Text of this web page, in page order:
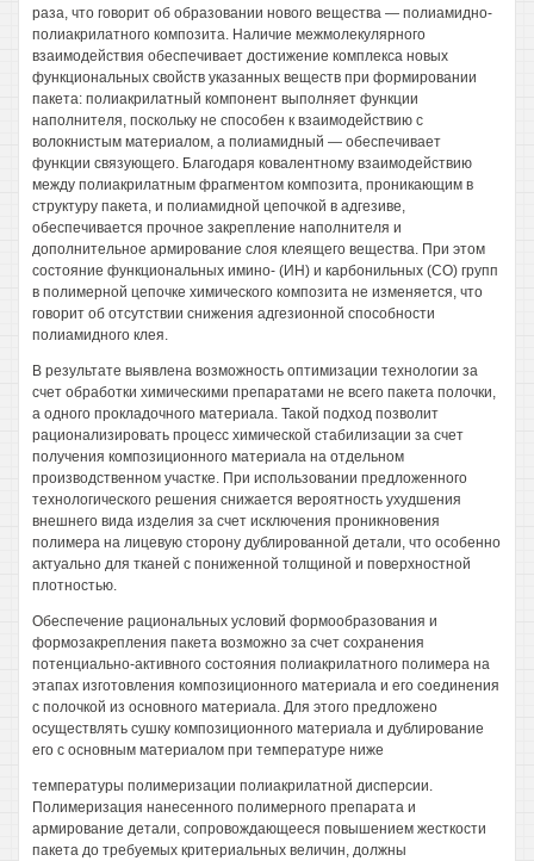
раза, что говорит об образовании нового вещества — полиамидно-
полиакрилатного композита. Наличие межмолекулярного
взаимодействия обеспечивает достижение комплекса новых
функциональных свойств указанных веществ при формировании
пакета: полиакрилатный компонент выполняет функции
наполнителя, поскольку не способен к взаимодействию с
волокнистым материалом, а полиамидный — обеспечивает
функции связующего. Благодаря ковалентному взаимодействию
между полиакрилатным фрагментом композита, проникающим в
структуру пакета, и полиамидной цепочкой в адгезиве,
обеспечивается прочное закрепление наполнителя и
дополнительное армирование слоя клеящего вещества. При этом
состояние функциональных имино- (ИН) и карбонильных (СО) групп
в полимерной цепочке химического композита не изменяется, что
говорит об отсутствии снижения адгезионной способности
полиамидного клея.
В результате выявлена возможность оптимизации технологии за
счет обработки химическими препаратами не всего пакета полочки,
а одного прокладочного материала. Такой подход позволит
рационализировать процесс химической стабилизации за счет
получения композиционного материала на отдельном
производственном участке. При использовании предложенного
технологического решения снижается вероятность ухудшения
внешнего вида изделия за счет исключения проникновения
полимера на лицевую сторону дублированной детали, что особенно
актуально для тканей с пониженной толщиной и поверхностной
плотностью.
Обеспечение рациональных условий формообразования и
формозакрепления пакета возможно за счет сохранения
потенциально-активного состояния полиакрилатного полимера на
этапах изготовления композиционного материала и его соединения
с полочкой из основного материала. Для этого предложено
осуществлять сушку композиционного материала и дублирование
его с основным материалом при температуре ниже
температуры полимеризации полиакрилатной дисперсии.
Полимеризация нанесенного полимерного препарата и
армирование детали, сопровождающееся повышением жесткости
пакета до требуемых критериальных величин, должны